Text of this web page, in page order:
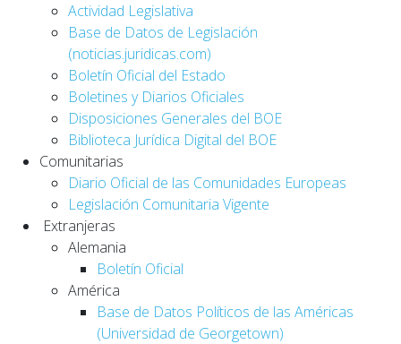
Actividad Legislativa
Base de Datos de Legislación
(noticias.juridicas.com)
Boletín Oficial del Estado
Boletines y Diarios Oficiales
Disposiciones Generales del BOE
Biblioteca Jurídica Digital del BOE
Comunitarias
Diario Oficial de las Comunidades Europeas
Legislación Comunitaria Vigente
Extranjeras
Alemania
Boletín Oficial
América
Base de Datos Políticos de las Américas
(Universidad de Georgetown)